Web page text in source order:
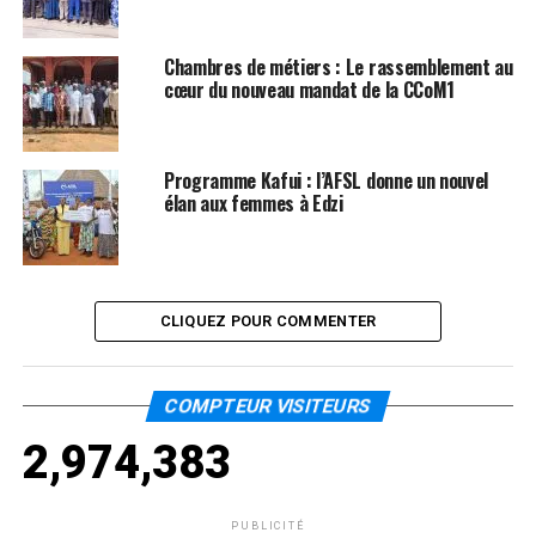
Chambres de métiers : Le rassemblement au
cœur du nouveau mandat de la CCoM1
Programme Kafui : l’AFSL donne un nouvel
élan aux femmes à Edzi
CLIQUEZ POUR COMMENTER
COMPTEUR VISITEURS
2,974,383
PUBLICITÉ